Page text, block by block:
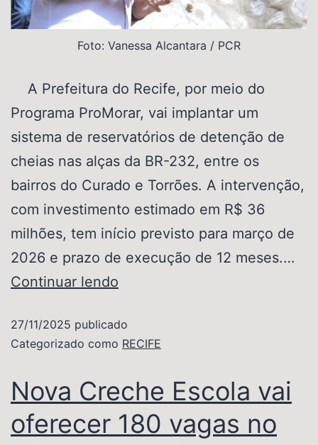
Foto: Vanessa Alcantara / PCR
A Prefeitura do Recife, por meio do
Programa ProMorar, vai implantar um
sistema de reservatórios de detenção de
cheias nas alças da BR-232, entre os
bairros do Curado e Torrões. A intervenção,
com investimento estimado em R$ 36
milhões, tem início previsto para março de
2026 e prazo de execução de 12 meses.…
Continuar lendo
27/11/2025 publicado
Categorizado como RECIFE
Nova Creche Escola vai
oferecer 180 vagas no